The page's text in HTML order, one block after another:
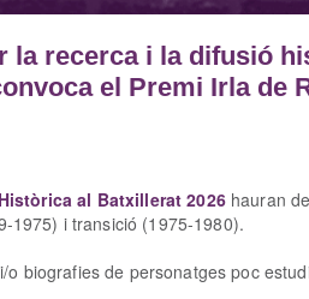
recerca i la difusió
el Premi Irla de
al Batxillerat 2026hauran
1975) i transició (1975-1980).
biografies de personatges poc